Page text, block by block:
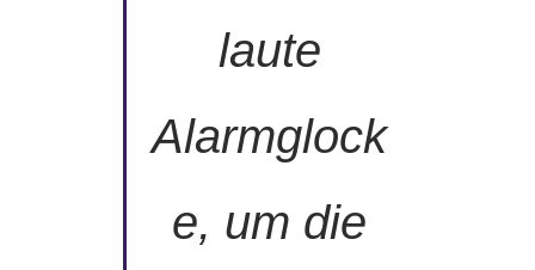
laute
Alarmglock
e, um die